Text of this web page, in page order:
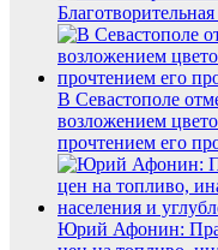
В Севастополе
возложением
прочтением его
Юрий Афонин: